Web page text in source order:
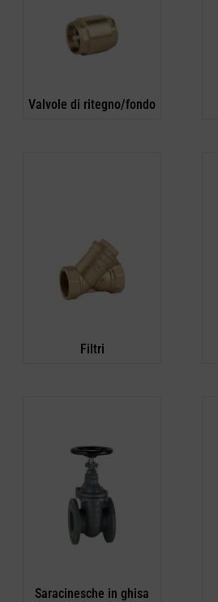
Valvole di ritegno/fondo
Filtri
Saracinesche in ghisa